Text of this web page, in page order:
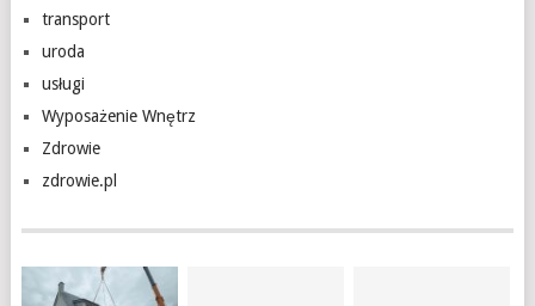
transport
uroda
usługi
Wyposażenie Wnętrz
Zdrowie
zdrowie.pl